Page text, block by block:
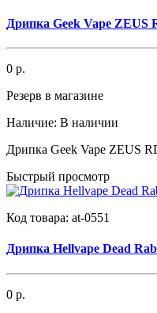
Дрипка Geek Vape ZEUS
0 р.
Резерв в магазине
Наличие: В наличии
Дрипка Geek Vape ZEUS
Быстрый просмотр
Код товара: at-0551
Дрипка Hellvape Dead
0 р.